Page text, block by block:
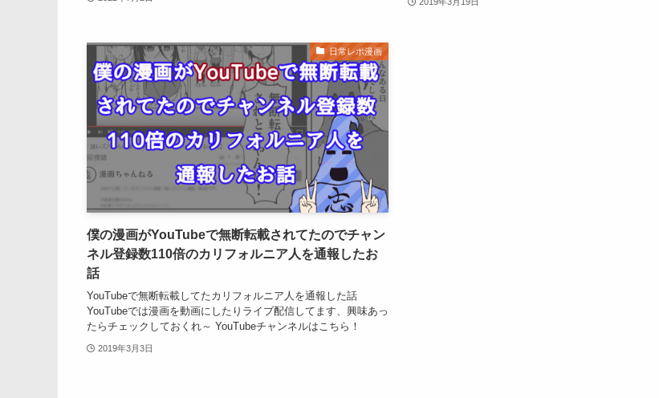
日常レポ漫画
僕の漫画がYouTubeで無断転載されてたのでチャン
ネル登録数110倍のカリフォルニア人を通報したお
話
YouTubeで無断転載してたカリフォルニア人を通報した話
YouTubeでは漫画を動画にしたりライブ配信してます、興味あっ
たらチェックしておくれ～ YouTubeチャンネルはこちら！
2019年3月3日